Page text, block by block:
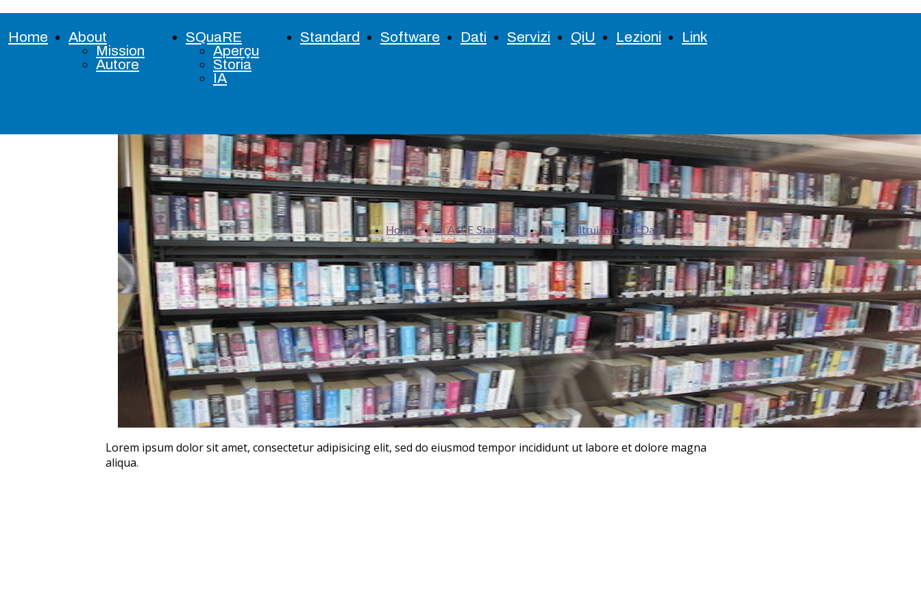
Home
About
Mission
Autore
SQuaRE
Aperçu
Storia
IA
Standard Software Dati Servizi QiU Lezioni Link
Home Ai Act E Standard Ai Altruismo Dei Dati
Lorem ipsum dolor sit amet, consectetur adipisicing elit, sed do eiusmod tempor incididunt ut labore et dolore magna
aliqua.